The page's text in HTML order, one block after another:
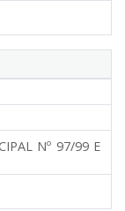
Nº 97/99 E